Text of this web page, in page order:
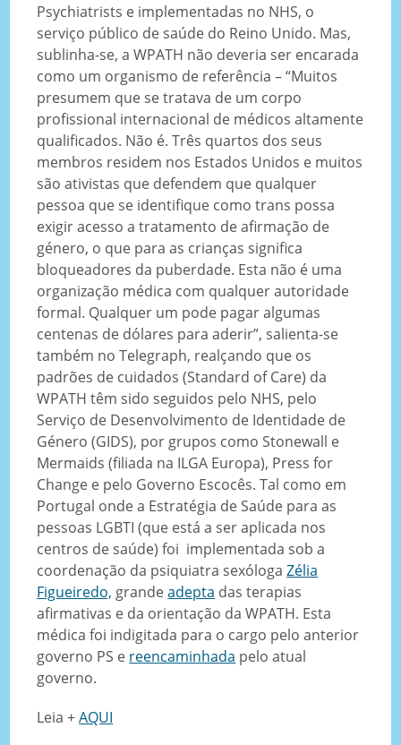
Psychiatrists e implementadas no NHS, o
serviço público de saúde do Reino Unido. Mas,
sublinha-se, a WPATH não deveria ser encarada
como um organismo de referência – “Muitos
presumem que se tratava de um corpo
profissional internacional de médicos altamente
qualificados. Não é. Três quartos dos seus
membros residem nos Estados Unidos e muitos
são ativistas que defendem que qualquer
pessoa que se identifique como trans possa
exigir acesso a tratamento de afirmação de
género, o que para as crianças significa
bloqueadores da puberdade. Esta não é uma
organização médica com qualquer autoridade
formal. Qualquer um pode pagar algumas
centenas de dólares para aderir”, salienta-se
também no Telegraph, realçando que os
padrões de cuidados (Standard of Care) da
WPATH têm sido seguidos pelo NHS, pelo
Serviço de Desenvolvimento de Identidade de
Género (GIDS), por grupos como Stonewall e
Mermaids (filiada na ILGA Europa), Press for
Change e pelo Governo Escocês. Tal como em
Portugal onde a Estratégia de Saúde para as
pessoas LGBTI (que está a ser aplicada nos
centros de saúde) foi implementada sob a
coordenação da psiquiatra sexólogaZélia
Figueiredo, grandeadepta das terapias
afirmativas e da orientação da WPATH. Esta
médica foi indigitada para o cargo pelo anterior
governo PS e reencaminhada pelo atual
governo.
Leia +AQUI